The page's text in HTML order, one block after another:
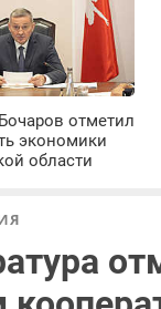
отметил
экономики
области